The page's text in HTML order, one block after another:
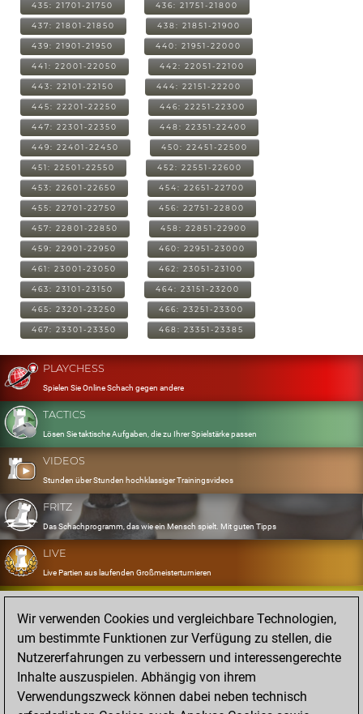
435: 21701-21750 436: 21751-21800
437: 21801-21850 438: 21851-21900
439: 21901-21950 440: 21951-22000
441: 22001-22050 442: 22051-22100
443: 22101-22150 444: 22151-22200
445: 22201-22250 446: 22251-22300
447: 22301-22350 448: 22351-22400
449: 22401-22450 450: 22451-22500
451: 22501-22550 452: 22551-22600
453: 22601-22650 454: 22651-22700
455: 22701-22750 456: 22751-22800
457: 22801-22850 458: 22851-22900
459: 22901-22950 460: 22951-23000
461: 23001-23050 462: 23051-23100
463: 23101-23150 464: 23151-23200
465: 23201-23250 466: 23251-23300
467: 23301-23350 468: 23351-23385
PLAYCHESS
Spielen Sie Online Schach gegen andere
TACTICS
Lösen Sie taktische Aufgaben, die zu Ihrer Spielstärke passen
VIDEOS
Stunden über Stunden hochklassiger Trainingsvideos
FRITZ
Das Schachprogramm, das wie ein Mensch spielt. Mit guten Tipps
LIVE
Live Partien aus laufenden Großmeisterturnieren
OPENINGS
Erfassen und Üben Sie Ihr Eröffnungsrepertoire
DATABASE
Acht Millionen starke Partien
MYGAMES
Speichern und analysieren Sie eigene Partien in der Cloud
Wir verwenden Cookies und vergleichbare Technologien,
um bestimmte Funktionen zur Verfügung zu stellen, die
Nutzererfahrungen zu verbessern und interessengerechte
Inhalte auszuspielen. Abhängig von ihrem
Verwendungszweck können dabei neben technisch